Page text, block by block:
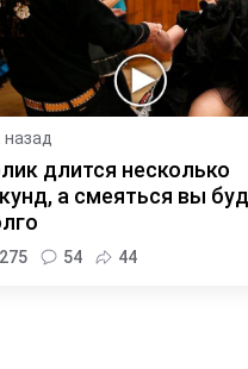
назад
длится несколько
а смеяться вы
275 54 44